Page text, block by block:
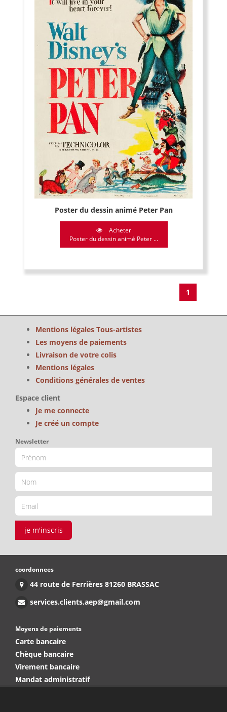
Poster du dessin animé Peter Pan
Acheter
Poster du dessin animé Peter ...
1
Mentions légales Tous-artistes
Les moyens de paiements
Livraison de votre colis
Mentions légales
Conditions générales de ventes
Espace client
Je me connecte
Je créé un compte
Newsletter
je m'inscris
coordonnees
44 route de Ferrières 81260 BRASSAC
services.clients.aep@gmail.com
Moyens de paiements
Carte bancaire
Chèque bancaire
Virement bancaire
Mandat administratif